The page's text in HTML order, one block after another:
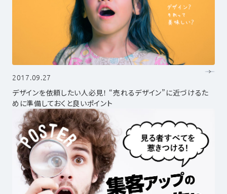
2017.09.27
デザインを依頼したい人必見！ “売れるデザイン”に近づけるた
めに準備しておくと良いポイント